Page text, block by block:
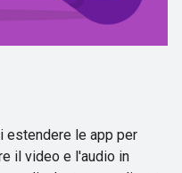
estendere le app per
il video e l'audio in